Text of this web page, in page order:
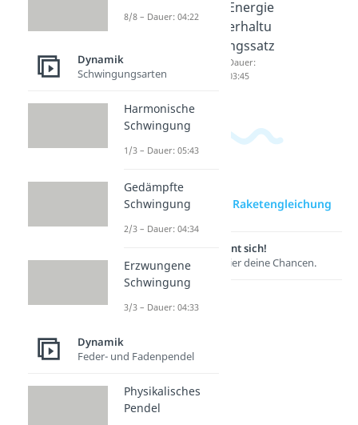
Dauer:
Energie
erhaltu
ngssatz
Dauer:
03:45
zur Videoseite: Raketengleichung
Lernen lohnt sich!
Entdecke hier deine Chancen.
8/8 – Dauer: 04:22
Dynamik
Schwingungsarten
Harmonische
Schwingung
1/3 – Dauer: 05:43
Gedämpfte
Schwingung
2/3 – Dauer: 04:34
Erzwungene
Schwingung
3/3 – Dauer: 04:33
Dynamik
Feder- und Fadenpendel
Physikalisches
Pendel